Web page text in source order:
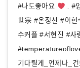
#나도좋아요
.
世宗 #온정선
수커플 #서현진
#temperatureoflove